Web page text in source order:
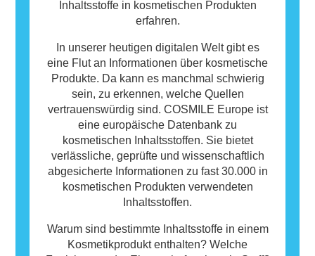
Inhaltsstoffe in kosmetischen Produkten
erfahren.
In unserer heutigen digitalen Welt gibt es
eine Flut an Informationen über kosmetische
Produkte. Da kann es manchmal schwierig
sein, zu erkennen, welche Quellen
vertrauenswürdig sind. COSMILE Europe ist
eine europäische Datenbank zu
kosmetischen Inhaltsstoffen. Sie bietet
verlässliche, geprüfte und wissenschaftlich
abgesicherte Informationen zu fast 30.000 in
kosmetischen Produkten verwendeten
Inhaltsstoffen.
Warum sind bestimmte Inhaltsstoffe in einem
Kosmetikprodukt enthalten? Welche